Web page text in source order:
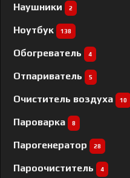
Наушники 2
Ноутбук 138
Обогреватель 4
Отпариватель 5
Очиститель воздуха 10
Пароварка 8
Парогенератор 28
Пароочиститель 4